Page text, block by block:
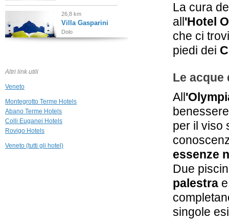
La cura
all'Hotel
che ci
piedi dei
Le acque
All
per il viso
essenze
Due
palestra
singole
26,8 km
Villa Gasparini
Dolo
Villa Alberti
Dolo
Hotel Villa
Altri link utili
Veneto
Montegrotto Terme Hotels
Abano Terme Hotels
Colli Euganei Hotels
Rovigo Hotels
Veneto (tutti gli hotel)